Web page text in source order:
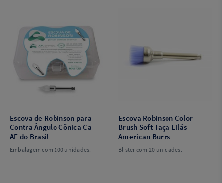
Escova de Robinson para
Contra Ângulo Cônica Ca -
AF do Brasil
Embalagem com 100 unidades.
Escova Robinson Color
Brush Soft Taça Lilás -
American Burrs
Blister com 20 unidades.